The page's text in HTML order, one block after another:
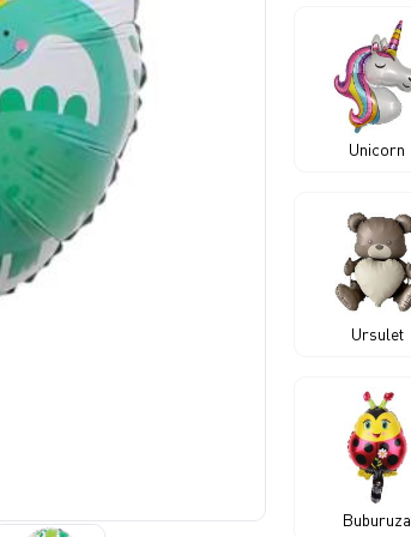
Unicorn
Ursulet
Buburuza